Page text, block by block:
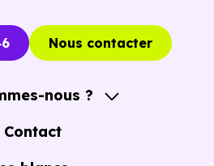
Nous contacter
nous ?
A propos
Contact